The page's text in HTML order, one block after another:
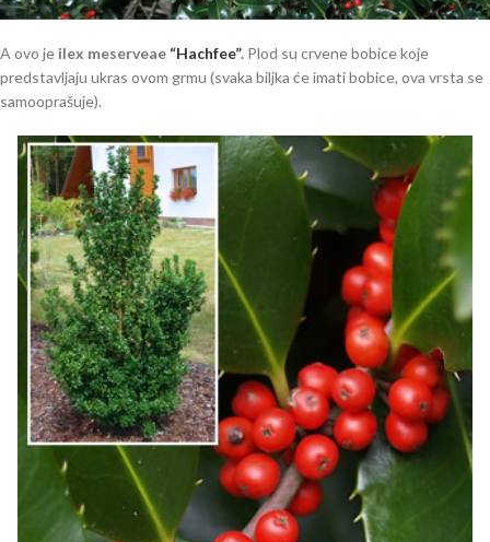
A ovo je ilex meserveae “Hachfee”. Plod su crvene bobice koje
predstavljaju ukras ovom grmu (svaka biljka će imati bobice, ova vrsta se
samooprašuje).